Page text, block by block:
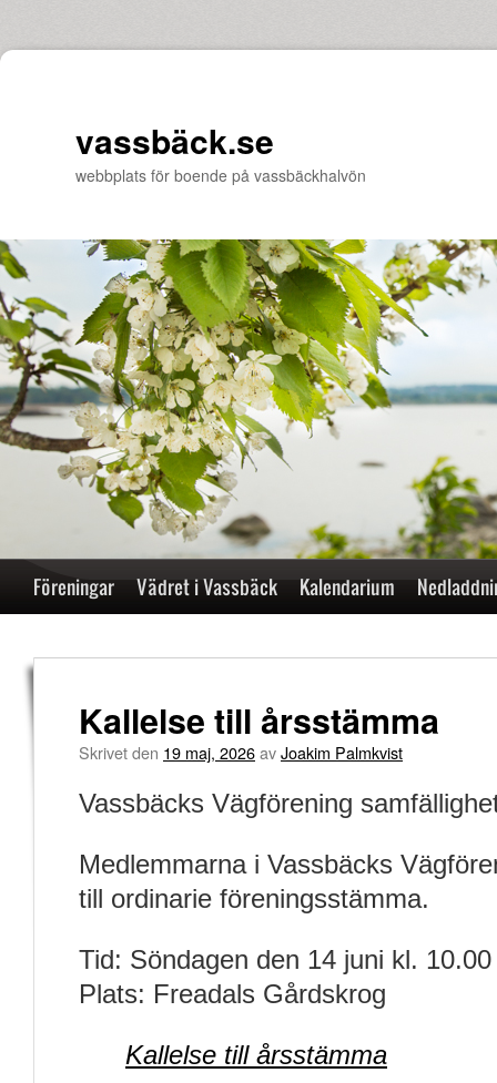
vassbäck.se
webbplats för boende på vassbäckhalvön
Hoppa
innehåll
Föreningar Vädret i Vassbäck Kalendarium
Kallelse till årsstämma
Skrivet den 19 maj, 2026avJoakim Palmkvist
Vassbäcks Vägförening
Medlemmarna i Vassbäcks
till ordinarie föreningsstämma.
Tid: Söndagen den 14 juni kl. 10.00
Plats: Freadals Gårdskrog
Kallelse till årsstämma